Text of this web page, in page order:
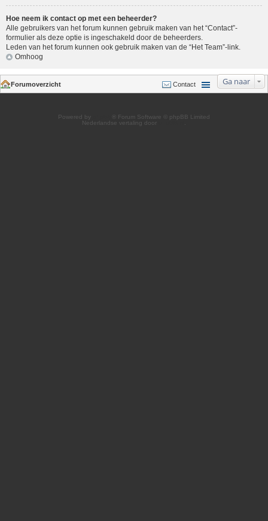
Hoe neem ik contact op met een beheerder?
Alle gebruikers van het forum kunnen gebruik maken van het “Contact”-
formulier als deze optie is ingeschakeld door de beheerders.
Leden van het forum kunnen ook gebruik maken van de “Het Team”-link.
Omhoog
Ga naar
Forumoverzicht Contact
Powered by
® Forum Software © phpBB Limited
Nederlandse vertaling door
.